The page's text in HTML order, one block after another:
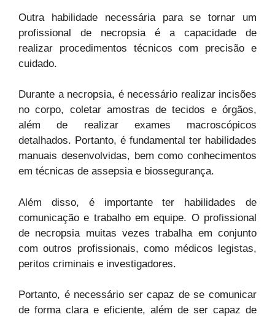
Outra habilidade necessária para se tornar um
profissional de necropsia é a capacidade de
realizar procedimentos técnicos com precisão e
cuidado.
Durante a necropsia, é necessário realizar incisões
no corpo, coletar amostras de tecidos e órgãos,
além de realizar exames macroscópicos
detalhados. Portanto, é fundamental ter habilidades
manuais desenvolvidas, bem como conhecimentos
em técnicas de assepsia e biossegurança.
Além disso, é importante ter habilidades de
comunicação e trabalho em equipe. O profissional
de necropsia muitas vezes trabalha em conjunto
com outros profissionais, como médicos legistas,
peritos criminais e investigadores.
Portanto, é necessário ser capaz de se comunicar
de forma clara e eficiente, além de ser capaz de